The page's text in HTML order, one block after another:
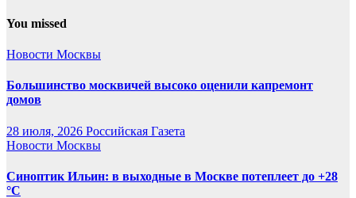
You missed
Новости Москвы
Большинство москвичей высоко оценили капремонт
домов
28 июля, 2026 Российская Газета
Новости Москвы
Синоптик Ильин: в выходные в Москве потеплеет до +28
°C